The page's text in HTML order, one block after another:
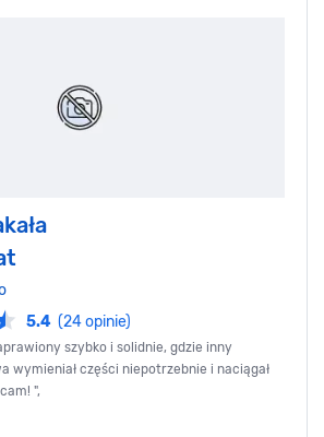
5.4 (24 opinie)
szybko i solidnie, gdzie inny
wymieniał części niepotrzebnie i naciągał
",